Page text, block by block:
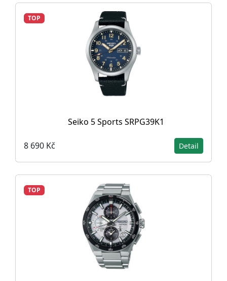
TOP
Seiko 5 Sports SRPG39K1
8 690 Kč Detail
TOP